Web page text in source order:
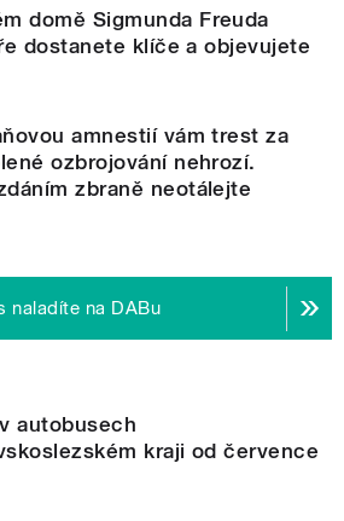
domě Sigmunda Freuda
dostanete klíče a objevujete
amnestií vám trest za
ozbrojování nehrozí.
zbraně neotálejte
naladíte na DABu
autobusech
kraji od července